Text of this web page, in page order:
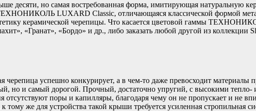
десяти, но самая востребованная форма, имитирующая натуральную
LUXARD Classic, отличающаяся классической формой
керамической черепицы. Что касается цветовой гаммы
«Гранат», «Бордо» и др., либо заказать любой другой из коллекции
черепица успешно конкурирует, а в чем-то даже превосходит материалы
но и самый дорогой. Прочный, достаточно упругий, с высокими тепло-
отсутствуют поры и капилляры, благодаря чему он не пропускает и не
тому же для устройства такой крыши требуется усиленная стропильная